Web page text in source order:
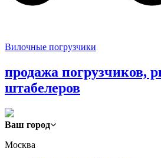
Вилочные погрузчики
продажа погрузчиков,
штабелеров
Ваш город
Москва